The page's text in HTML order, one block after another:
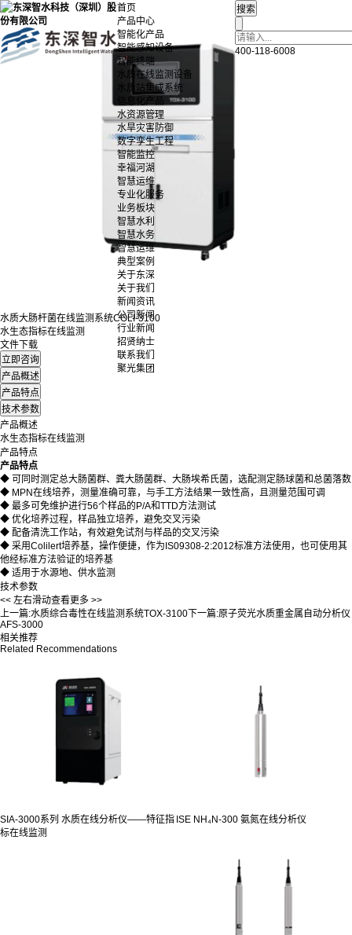
首页
产品中心
智能化产品
智能感知设备
智能终端
水质在线监测设备
水质站集成系统
信息化产品
水资源管理
水旱灾害防御
数字孪生工程
智能监控
幸福河湖
智慧运维
专业化服务
业务板块
智慧水利
智慧水务
智慧运维
典型案例
关于东深
关于我们
新闻资讯
公司新闻
行业新闻
招贤纳士
联系我们
聚光集团
400-118-6008
水质大肠杆菌在线监测系统COLI-3100
水生态指标在线监测
文件下载
产品概述
水生态指标在线监测
产品特点
产品特点
◆ 可同时测定总大肠菌群、粪大肠菌群、大肠埃希氏菌，选配测定肠球菌和总菌落数
◆ MPN在线培养，测量准确可靠，与手工方法结果一致性高，且测量范围可调
◆ 最多可免维护进行56个样品的P/A和TTD方法测试
◆ 优化培养过程，样品独立培养，避免交叉污染
◆ 配备清洗工作站，有效避免试剂与样品的交叉污染
◆ 采用Colilert培养基，操作便捷，作为IS09308-2:2012标准方法使用，也可使用其
他经标准方法验证的培养基
◆ 适用于水源地、供水监测
技术参数
<< 左右滑动查看更多 >>
上一篇:水质综合毒性在线监测系统TOX-3100 下一篇:原子荧光水质重金属自动分析仪
AFS-3000
相关推荐
Related Recommendations
SIA-3000系列 水质在线分析仪——特征指
标在线监测
ISE NH₄N-300 氨氮在线分析仪